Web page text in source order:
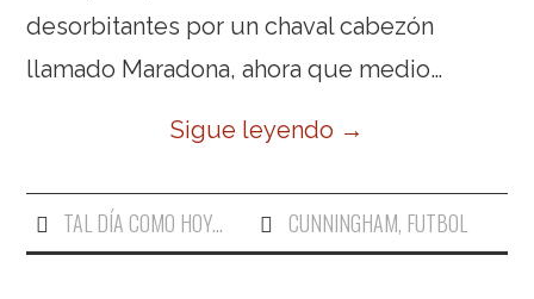
desorbitantes por un chaval cabezón
llamado Maradona, ahora que medio…
Sigue leyendo →
TAL DÍA COMO HOY... CUNNINGHAM, FUTBOL